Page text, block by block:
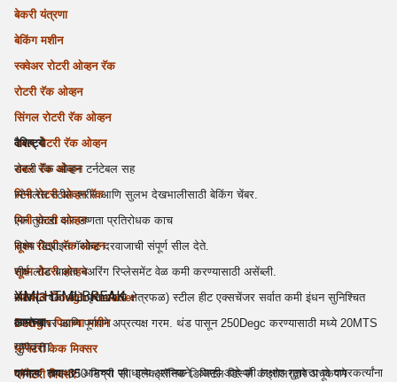
बेकरी यंत्रणा
बेकिंग मशीन
स्क्वेअर रोटरी ओव्हन रॅक
रोटरी रॅक ओव्हन
सिंगल रोटरी रॅक ओव्हन
डबल रोटरी रॅक ओव्हन
डबल रॅक ओव्हन
मिनी रोटरी ओव्हन रॅक
मिनी रोटरी ओव्हन
सूक्ष्म रोटरी रॅक ओव्हन
सूक्ष्म रोटरी ओव्हन
स्पायरल Dough Kneader
Dough पिठाच्या मशीन
प्लॅनेटरी केक मिक्सर
प्लॅनेटरी मिक्सर
वैशिष्ट्ये
रोटरी रॅक ओव्हन टर्नटेबल सह
स्टेनलेस स्टील शरीर आणि सुलभ देखभालीसाठी बेकिंग चेंबर.
एक तुकडा दार उष्णता प्रतिरोधक काच
विशेष डिझाइन गॅस्केट दरवाजाची संपूर्ण सील देते.
शीर्ष लोड चाहता बेअरिंग रिप्लेसमेंट वेळ कमी करण्यासाठी असेंब्ली.
मोठा (3 वेळा मोठे पृष्ठभागाचे क्षेत्रफळ) स्टील हीट एक्सचेंजर सर्वात कमी इंधन सुनिश्चित
करते वापर आणि पूर्णपणे अप्रत्यक्ष गरम. थंड पासून 250Degc करण्यासाठी मध्ये 20MTS
.
कमाल. ताप. 350 डिग्री सी. इलेक्ट्रॉनिक डिजिटल डिस्प्ले कंट्रोलरद्वारे अचूकपणे
XMLHTMLBREAK
आमच्या
गुणवत्ता
ग्राहक समाधान आमच्या प्राधान्य असल्याने, आम्ही आहे की लक्षात गुणवत्ता जे वापरकर्त्यांना